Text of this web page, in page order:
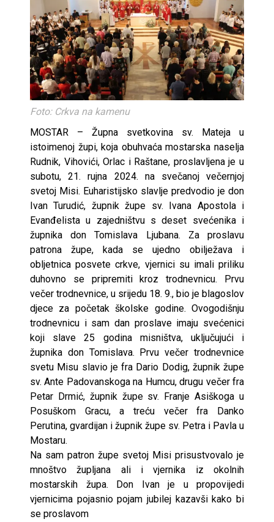
Foto: Crkva na kamenu
MOSTAR – Župna svetkovina sv. Mateja u
istoimenoj župi, koja obuhvaća mostarska naselja
Rudnik, Vihovići, Orlac i Raštane, proslavljena je u
subotu, 21. rujna 2024. na svečanoj večernjoj
svetoj Misi. Euharistijsko slavlje predvodio je don
Ivan Turudić, župnik župe sv. Ivana Apostola i
Evanđelista u zajedništvu s deset svećenika i
župnika don Tomislava Ljubana. Za proslavu
patrona župe, kada se ujedno obilježava i
obljetnica posvete crkve, vjernici su imali priliku
duhovno se pripremiti kroz trodnevnicu. Prvu
večer trodnevnice, u srijedu 18. 9., bio je blagoslov
djece za početak školske godine. Ovogodišnju
trodnevnicu i sam dan proslave imaju svećenici
koji slave 25 godina misništva, uključujući i
župnika don Tomislava. Prvu večer trodnevnice
svetu Misu slavio je fra Dario Dodig, župnik župe
sv. Ante Padovanskoga na Humcu, drugu večer fra
Petar Drmić, župnik župe sv. Franje Asiškoga u
Posuškom Gracu, a treću večer fra Danko
Perutina, gvardijan i župnik župe sv. Petra i Pavla u
Mostaru.
Na sam patron župe svetoj Misi prisustvovalo je
mnoštvo župljana ali i vjernika iz okolnih
mostarskih župa. Don Ivan je u propovijedi
vjernicima pojasnio pojam jubilej kazavši kako bi
se proslavom